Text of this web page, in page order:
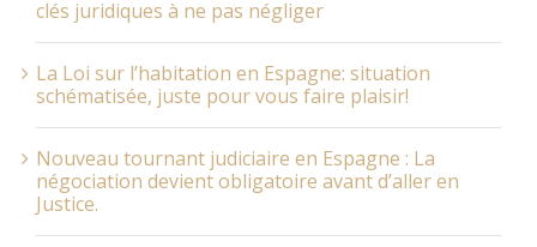
clés juridiques à ne pas négliger
La Loi sur l’habitation en Espagne: situation
schématisée, juste pour vous faire plaisir!
Nouveau tournant judiciaire en Espagne : La
négociation devient obligatoire avant d’aller en
Justice.